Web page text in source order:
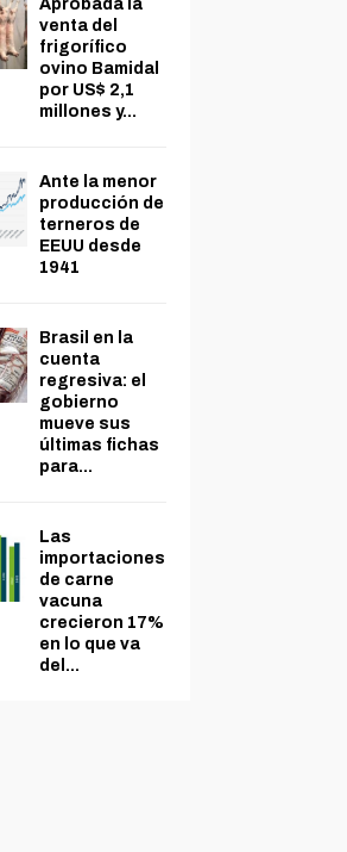
Aprobada la
venta del
frigorífico
ovino Bamidal
por US$ 2,1
millones y...
Ante la menor
producción de
terneros de
EEUU desde
1941
Brasil en la
cuenta
regresiva: el
gobierno
mueve sus
últimas fichas
para...
Las
importaciones
de carne
vacuna
crecieron 17%
en lo que va
del...